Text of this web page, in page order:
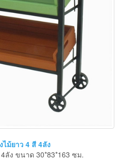
ม้ยาว 4 สี 4ลัง
ลัง ขนาด 30*83*163 ซม.